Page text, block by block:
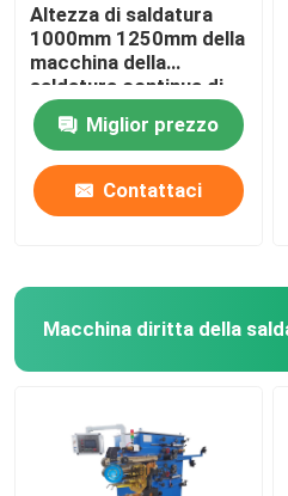
Altezza di saldatura
1000mm 1250mm della
macchina della
saldatura continua di
resistenza 50KVA
Miglior prezzo
Contattaci